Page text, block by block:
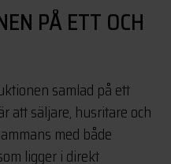
PÅ ETT OCH
samlad på ett
att säljare, husritare och
med både
ligger i direkt